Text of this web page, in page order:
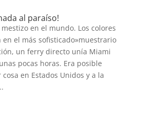
al paraíso!
en el mundo. Los colores
el más sofisticado»muestrario
un ferry directo unía Miami
pocas horas. Era posible
en Estados Unidos y a la